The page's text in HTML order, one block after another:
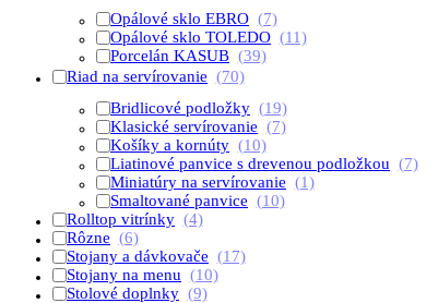
Opálové sklo EBRO (7)
Opálové sklo TOLEDO (11)
Porcelán KASUB (39)
Riad na servírovanie (70)
Bridlicové podložky (19)
Klasické servírovanie (7)
Košíky a kornúty (10)
Liatinové panvice s drevenou podložkou (7)
Miniatúry na servírovanie (1)
Smaltované panvice (10)
Rolltop vitrínky (4)
Rôzne (6)
Stojany a dávkovače (17)
Stojany na menu (10)
Stolové doplnky (9)